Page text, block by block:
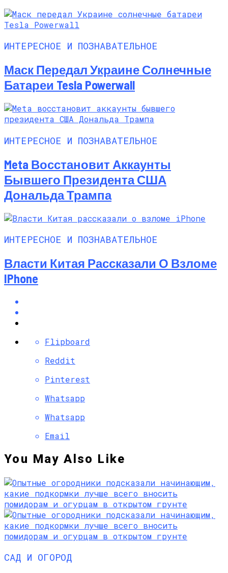
ИНТЕРЕСНОЕ И ПОЗНАВАТЕЛЬНОЕ
Маск Передал Украине Солнечные
Батареи Tesla Powerwall
ИНТЕРЕСНОЕ И ПОЗНАВАТЕЛЬНОЕ
Meta Восстановит Аккаунты
Бывшего Президента США
Дональда Трампа
ИНТЕРЕСНОЕ И ПОЗНАВАТЕЛЬНОЕ
Власти Китая Рассказали О Взломе
IPhone
Flipboard
Reddit
Pinterest
Whatsapp
Whatsapp
Email
You May Also Like
САД И ОГОРОД